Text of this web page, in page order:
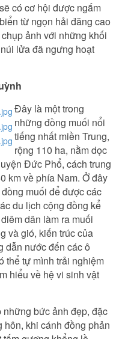
có cơ hội được ngắm
từ ngọn hải đăng cao
ảnh với những khối
lửa đã ngưng hoạt
Đây là một trong
những đồng muối nổi
tiếng nhất miền Trung,
rộng 110 ha, nằm dọc
Đức Phổ, cách trung
km về phía Nam. Ở đây
muối để được các
du lịch cộng đồng kể
dân làm ra muối
và gió, kiến trúc của
dẫn nước đến các ô
thể tự mình trải nghiệm
hiểu về hệ vi sinh vật
bức ảnh đẹp, đặc
khi cánh đồng phản